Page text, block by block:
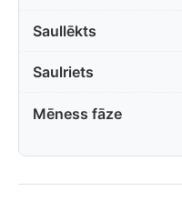
Saullēkts
Saulriets
Mēness fāze